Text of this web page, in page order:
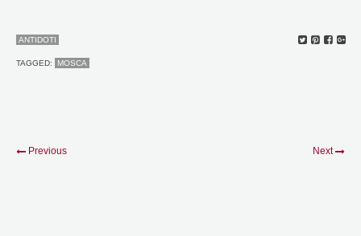
ANTIDOTI
TAGGED: MOSCA
Previous Next